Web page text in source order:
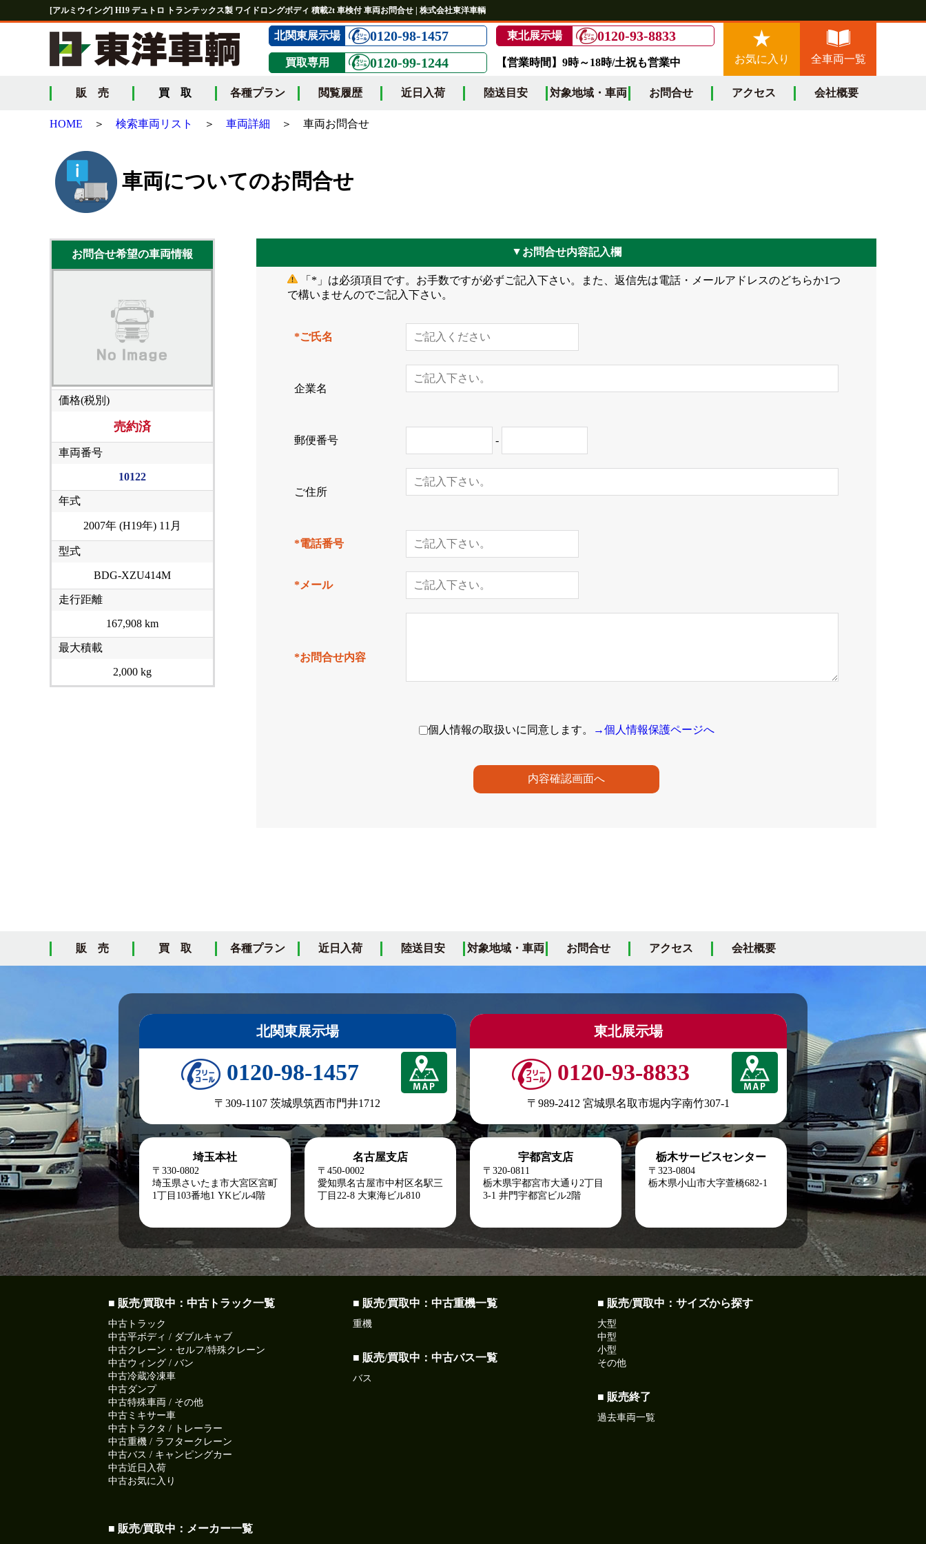
[アルミウイング] H19 デュトロ トランテックス製 ワイドロングボディ 積載2t 車検付 車両お問合せ | 株式会社東洋車輌
北関東展示場 0120-98-1457 東北展示場 0120-93-8833
買取専用 0120-99-1244 【営業時間】9時～18時/土祝も営業中 お気に入り 全車両一覧
販 売 買 取 各種プラン 閲覧履歴 近日入荷 陸送目安 対象地域・車両 お問合せ アクセス 会社概要
HOME ＞ 検索車両リスト ＞ 車両詳細 ＞ 車両お問合せ
車両についてのお問合せ
お問合せ希望の車両情報
価格(税別)
売約済
車両番号
10122
年式
2007年 (H19年) 11月
型式
BDG-XZU414M
走行距離
167,908 km
最大積載
2,000 kg
▲ お問合せ内容記入欄
「*」は必須項目です。お手数ですが必ずご記入下さい。また、返信先は電話・メールアドレスのどちらか1つ
で構いませんのでご記入下さい。
*ご氏名
企業名
郵便番号 -
ご住所
*電話番号
*メール
*お問合せ内容
個人情報の取扱いに同意します。 →個人情報保護ページへ
内容確認画面へ
販 売 買 取 各種プラン 近日入荷 陸送目安 対象地域・車両 お問合せ アクセス 会社概要
北関東展示場
0120-98-1457
〒309-1107 茨城県筑西市門井1712
東北展示場
0120-93-8833
〒989-2412 宮城県名取市堀内字南竹307-1
埼玉本社
〒330-0802
埼玉県さいたま市大宮区宮町
1丁目103番地1 YKビル4階
名古屋支店
〒450-0002
愛知県名古屋市中村区名駅三
丁目22-8 大東海ビル810
宇都宮支店
〒320-0811
栃木県宇都宮市大通り2丁目
3-1 井門宇都宮ビル2階
栃木サービスセンター
〒323-0804
栃木県小山市大字萱橋682-1
■ 販売/買取中：中古トラック一覧
中古トラック
中古平ボディ / ダブルキャブ
中古クレーン・セルフ/特殊クレーン
中古ウィング / バン
中古冷蔵冷凍車
中古ダンプ
中古特殊車両 / その他
中古ミキサー車
中古トラクタ / トレーラー
中古重機 / ラフタークレーン
中古バス / キャンピングカー
中古近日入荷
中古お気に入り
■ 販売/買取中：中古重機一覧
重機
■ 販売/買取中：中古バス一覧
バス
■ 販売/買取中：サイズから探す
大型
中型
小型
その他
■ 販売終了
過去車両一覧
■ 販売/買取中：メーカー一覧